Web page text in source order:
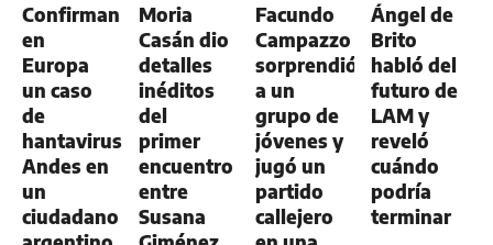
Confirman
en
Europa
un caso
de
hantavirus
Andes en
un
ciudadano
Moria
Casán dio
detalles
inéditos
del
primer
encuentro
entre
Susana
Facundo
Campazzo
sorprendió
a un
grupo de
jóvenes y
jugó un
partido
callejero
Ángel de
Brito
habló del
futuro de
LAM y
reveló
cuándo
podría
terminar